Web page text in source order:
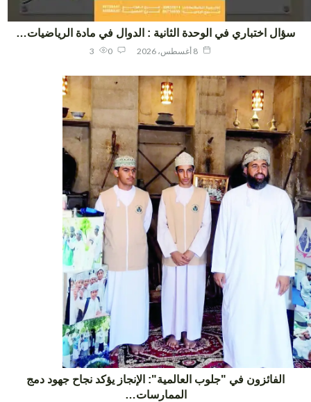
اختباري في الوحدة الثانية : الدوال في مادة الرياضيات…
3
الفائزون في "جلوب العالمية": الإنجاز يؤكد نجاح جهود دمج
الممارسات…